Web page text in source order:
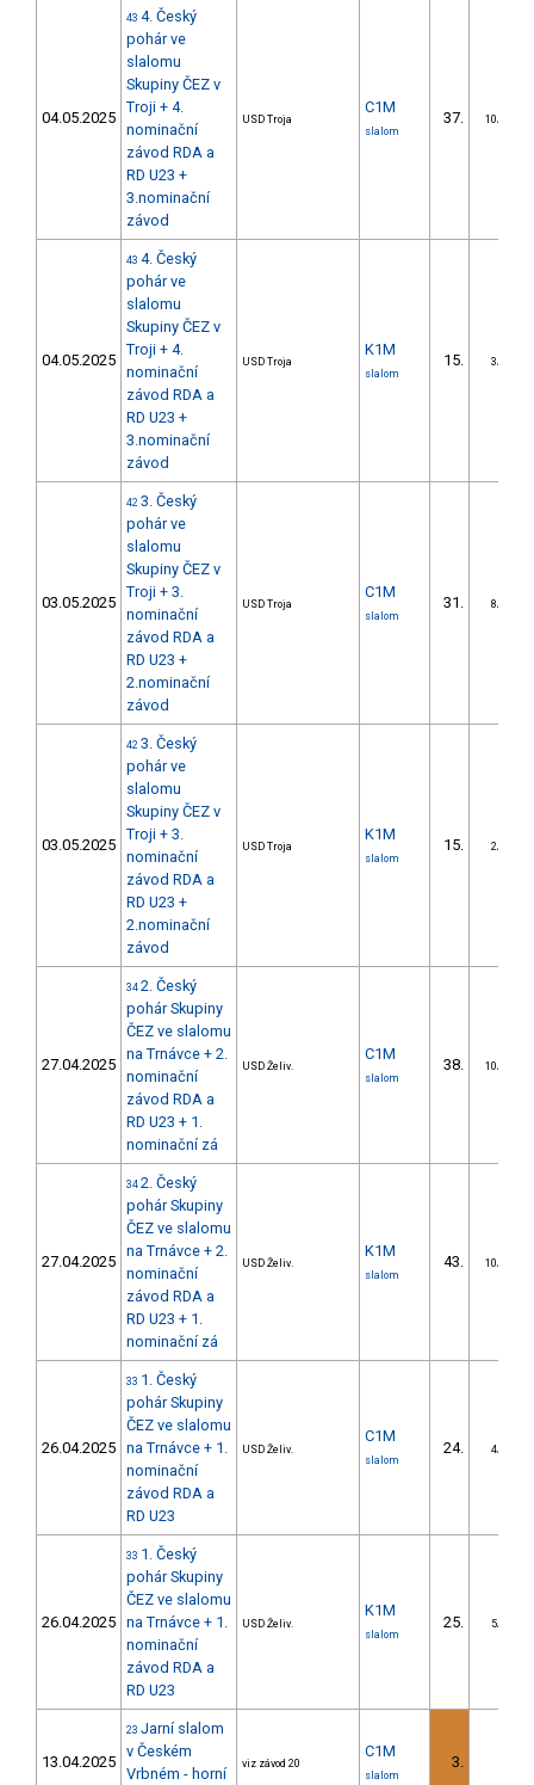
04.05.2025
43 4. Český
pohár ve
slalomu
Skupiny ČEZ v
Troji + 4.
nominační
závod RDA a
RD U23 +
3.nominační
závod
USD Troja
C1M
slalom
37. 10/DS
04.05.2025
43 4. Český
pohár ve
slalomu
Skupiny ČEZ v
Troji + 4.
nominační
závod RDA a
RD U23 +
3.nominační
závod
USD Troja
K1M
slalom
15. 3/DS
03.05.2025
42 3. Český
pohár ve
slalomu
Skupiny ČEZ v
Troji + 3.
nominační
závod RDA a
RD U23 +
2.nominační
závod
USD Troja
C1M
slalom
31. 8/DS
03.05.2025
42 3. Český
pohár ve
slalomu
Skupiny ČEZ v
Troji + 3.
nominační
závod RDA a
RD U23 +
2.nominační
závod
USD Troja
K1M
slalom
15. 2/DS
27.04.2025
34 2. Český
pohár Skupiny
ČEZ ve slalomu
na Trnávce + 2.
nominační
závod RDA a
RD U23 + 1.
nominační zá
USD Želiv.
C1M
slalom
38. 10/DS
27.04.2025
34 2. Český
pohár Skupiny
ČEZ ve slalomu
na Trnávce + 2.
nominační
závod RDA a
RD U23 + 1.
nominační zá
USD Želiv.
K1M
slalom
43. 10/DS
26.04.2025
33 1. Český
pohár Skupiny
ČEZ ve slalomu
na Trnávce + 1.
nominační
závod RDA a
RD U23
USD Želiv.
C1M
slalom
24. 4/DS
26.04.2025
33 1. Český
pohár Skupiny
ČEZ ve slalomu
na Trnávce + 1.
nominační
závod RDA a
RD U23
USD Želiv.
K1M
slalom
25. 5/DS
13.04.2025
23 Jarní slalom
v Českém
Vrbném - horní
viz závod 20
C1M
slalom
3.